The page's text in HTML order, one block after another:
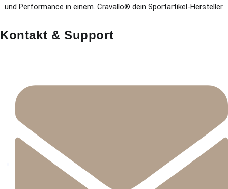
und Performance in einem. Cravallo® dein Sportartikel-Hersteller.
Kontakt & Support